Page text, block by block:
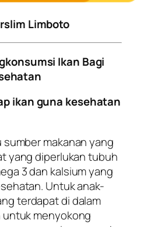
Limboto
Ikan Bagi
ikan guna kesehatan
sumber makanan yang
yang diperlukan tubuh
3 dan kalsium yang
Untuk anak-
terdapat di dalam
untuk menyokong